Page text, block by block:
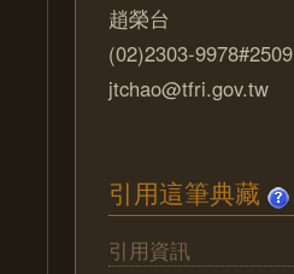
趙榮台
(02)2303-9978#2509
jtchao@tfri.gov.tw
引用這筆典藏
引用資訊